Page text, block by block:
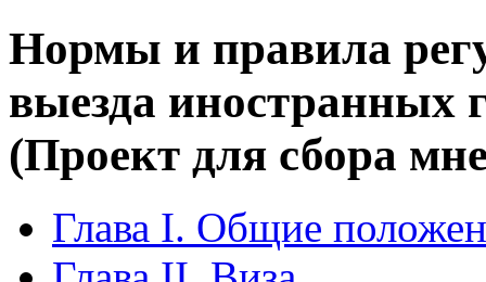
Нормы и правила
выезда иностранных
(Проект для сбора
Глава I. Общие